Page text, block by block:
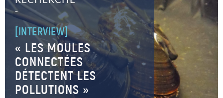
–
[INTERVIEW]
« LES MOULES
CONNECTÉES
DÉTECTENT LES
POLLUTIONS »